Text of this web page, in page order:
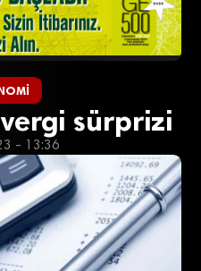
sürprizi
- 13:36